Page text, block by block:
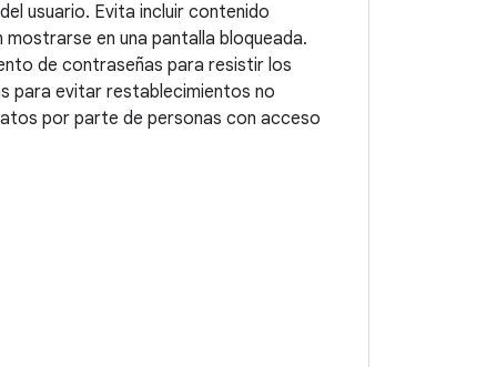
usuario. Evita incluir contenido
en una pantalla bloqueada.
de contraseñas para resistir los
para evitar restablecimientos no
por parte de personas con acceso